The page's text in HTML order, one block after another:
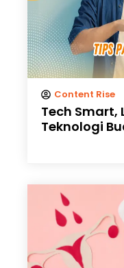
Content Rise
Tech Smart,
Teknologi